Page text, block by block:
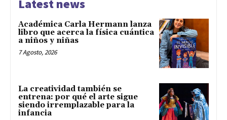
Latest news
Académica Carla Hermann lanza
libro que acerca la física cuántica
a niños y niñas
7 Agosto, 2026
La creatividad también se
entrena: por qué el arte sigue
siendo irremplazable para la
infancia